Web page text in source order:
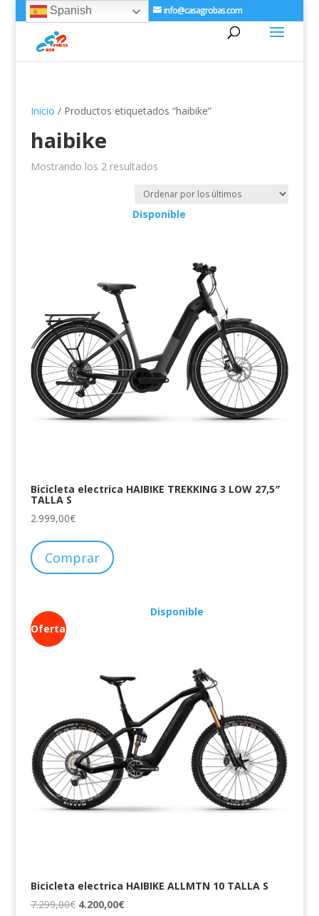
+34 981 810 152 info@casagrobas.com
Inicio / Productos etiquetados “haibike”
haibike
Mostrando los 2 resultadosOrdenado
los
últimos
Disponible
Bicicleta electrica HAIBIKE TREKKING 3 LOW 27,5″
TALLA S
2.999,00€
Comprar
Oferta
Disponible
Bicicleta electrica HAIBIKE ALLMTN 10 TALLA S
7.299,00€ El
4.200,00€El
Spanish